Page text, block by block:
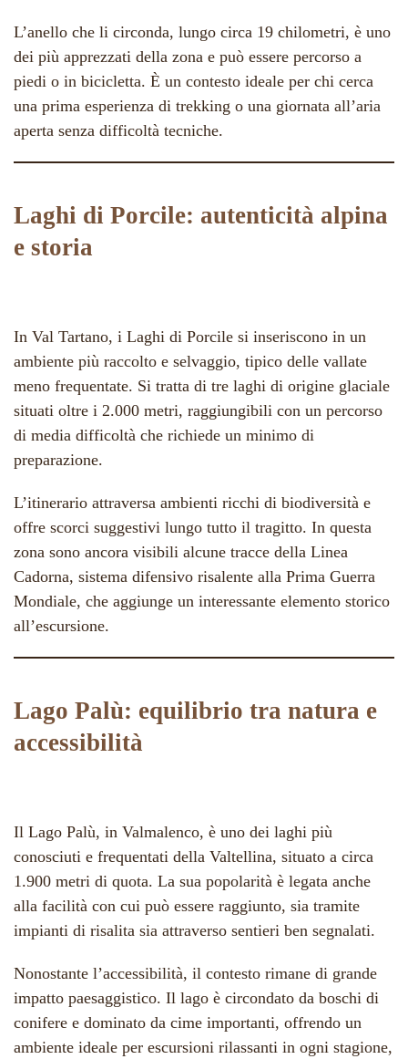
L’anello che li circonda, lungo circa 19 chilometri, è uno
dei più apprezzati della zona e può essere percorso a
piedi o in bicicletta. È un contesto ideale per chi cerca
una prima esperienza di trekking o una giornata all’aria
aperta senza difficoltà tecniche.
Laghi di Porcile: autenticità alpina
e storia
In Val Tartano, i Laghi di Porcile si inseriscono in un
ambiente più raccolto e selvaggio, tipico delle vallate
meno frequentate. Si tratta di tre laghi di origine glaciale
situati oltre i 2.000 metri, raggiungibili con un percorso
di media difficoltà che richiede un minimo di
preparazione.
L’itinerario attraversa ambienti ricchi di biodiversità e
offre scorci suggestivi lungo tutto il tragitto. In questa
zona sono ancora visibili alcune tracce della Linea
Cadorna, sistema difensivo risalente alla Prima Guerra
Mondiale, che aggiunge un interessante elemento storico
all’escursione.
Lago Palù: equilibrio tra natura e
accessibilità
Il Lago Palù, in Valmalenco, è uno dei laghi più
conosciuti e frequentati della Valtellina, situato a circa
1.900 metri di quota. La sua popolarità è legata anche
alla facilità con cui può essere raggiunto, sia tramite
impianti di risalita sia attraverso sentieri ben segnalati.
Nonostante l’accessibilità, il contesto rimane di grande
impatto paesaggistico. Il lago è circondato da boschi di
conifere e dominato da cime importanti, offrendo un
ambiente ideale per escursioni rilassanti in ogni stagione,